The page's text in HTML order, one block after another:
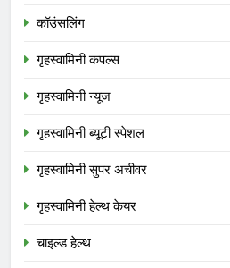
कॉउंसलिंग
गृहस्वामिनी कपल्स
गृहस्वामिनी न्यूज
गृहस्वामिनी ब्यूटी स्पेशल
गृहस्वामिनी सुपर अचीवर
गृहस्वामिनी हेल्थ केयर
चाइल्ड हेल्थ